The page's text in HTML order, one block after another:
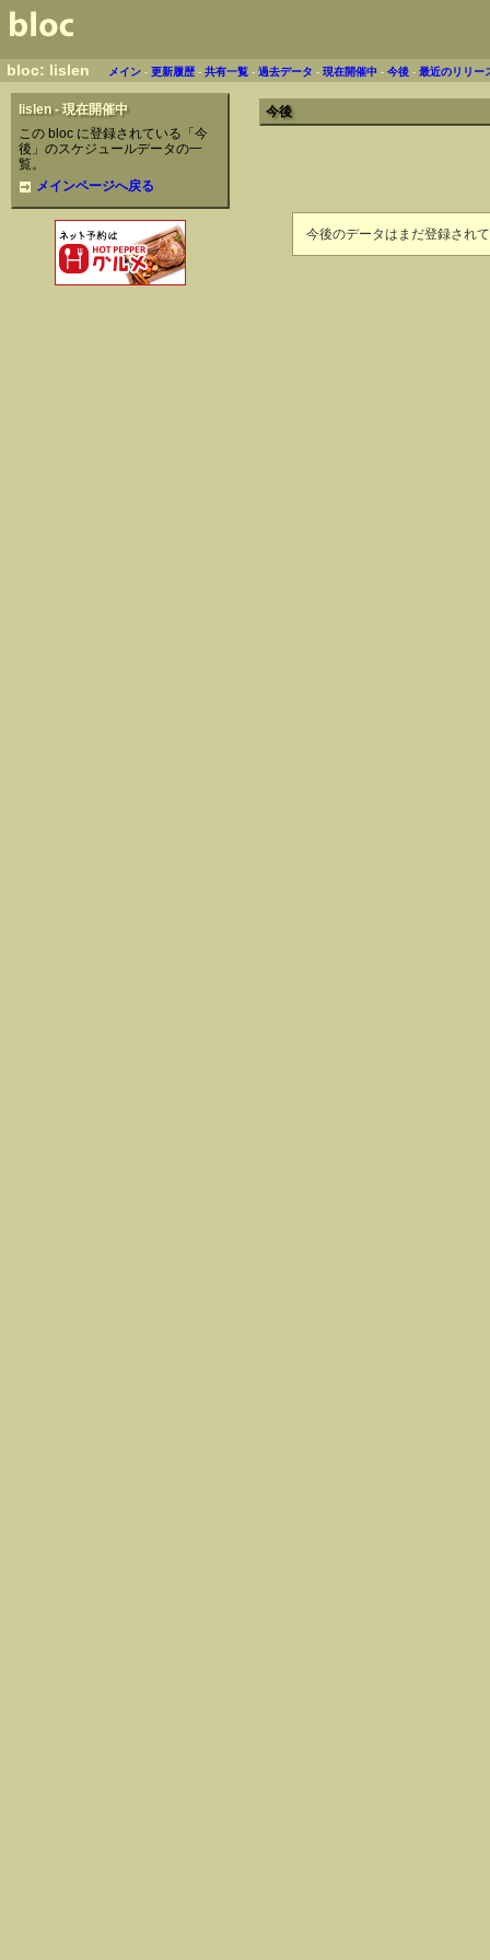
bloc: lislen メイン -更新履歴 -共有一覧 -過去データ -現在開催中 -今後 -最近のリリー
lislen - 現在開催中
この bloc に登録されている「今
後」のスケジュールデータの一
覧。
メインページへ戻る
今後
今後のデータはまだ登録され